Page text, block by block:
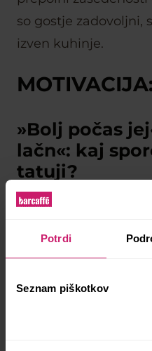
Potrdi
Seznam piškotkov
so gostje zadovoljni,
izven kuhinje.
»Bolj počas
lačn«: kaj
tatuji?
temveč tudi po
veliko. Njegova
sta:bolj počas jej